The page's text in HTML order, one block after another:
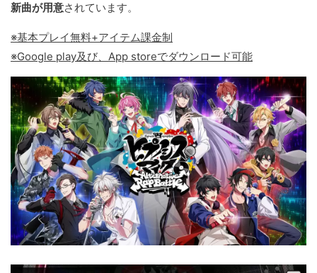
新曲が用意されています。
※基本プレイ無料+アイテム課金制
※Google play及び、App storeでダウンロード可能